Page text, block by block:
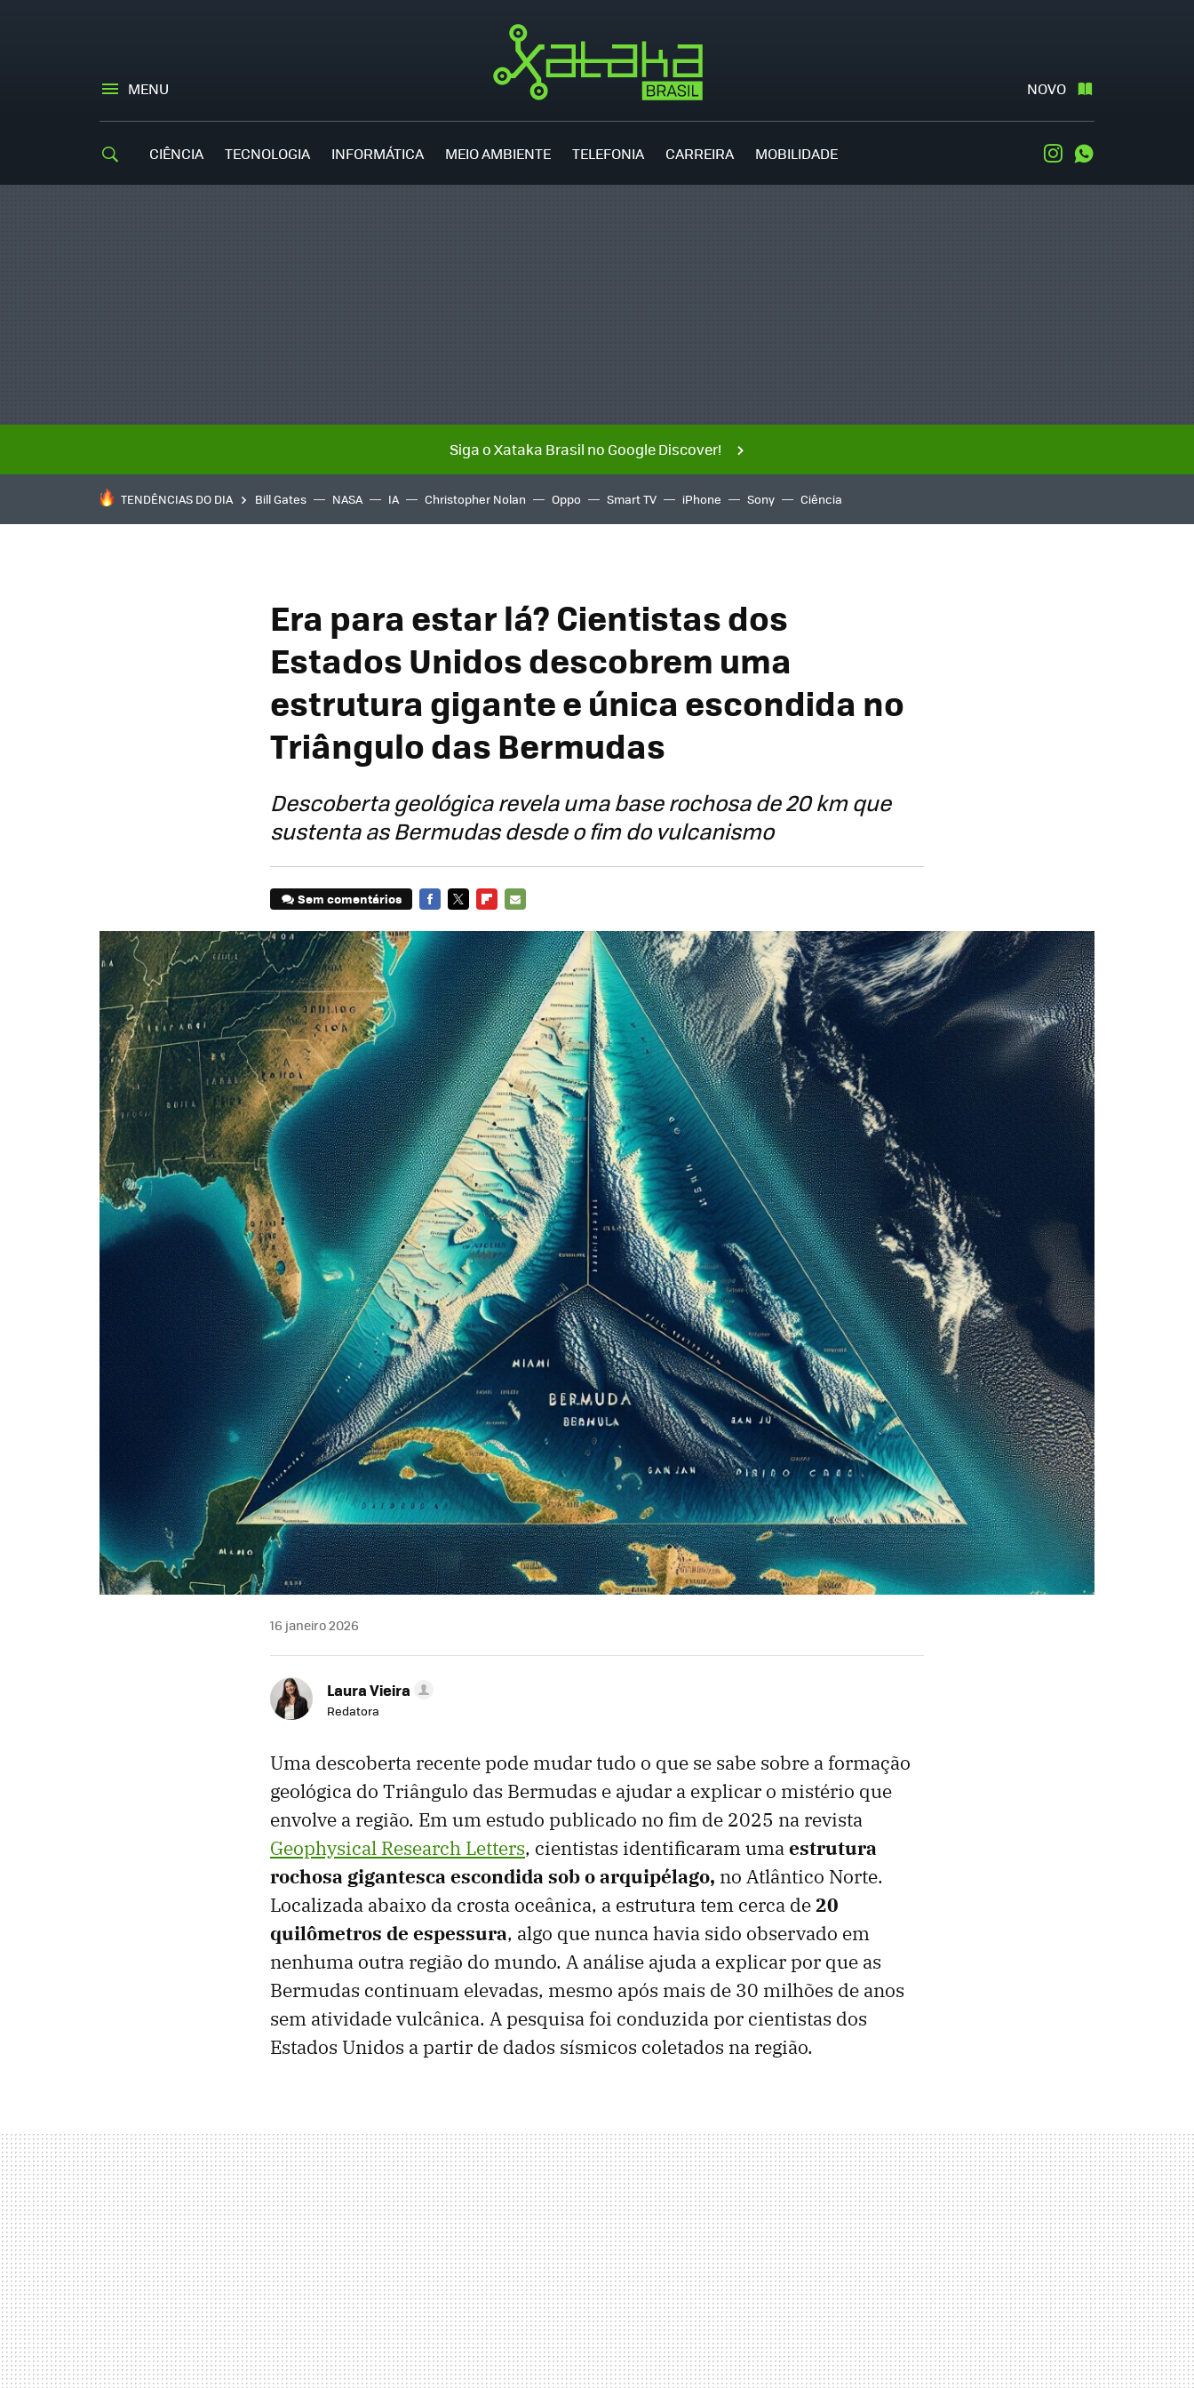
MENU NOVO
CIÊNCIA TECNOLOGIA INFORMÁTICA MEIO AMBIENTE TELEFONIA CARREIRA MOBILIDADE Instagram
Siga o Xataka Brasil no Google Discover!
TENDÊNCIAS DO DIA Bill Gates NASA IA Christopher Nolan Oppo Smart TV iPhone Sony Ciência
Era para estar lá? Cientistas dos
Estados Unidos descobrem uma
estrutura gigante e única escondida no
Triângulo das Bermudas
Descoberta geológica revela uma base rochosa de 20 km que
sustenta as Bermudas desde o fim do vulcanismo
Sem comentários
MAIL
16 janeiro 2026
Laura Vieira
Redatora
Uma descoberta recente pode mudar tudo o que se sabe sobre a formação
geológica do Triângulo das Bermudas e ajudar a explicar o mistério que
envolve a região. Em um estudo publicado no fim de 2025 na revista
Geophysical Research Letters, cientistas identificaram umaestrutura
rochosa gigantesca escondida sob o arquipélago, no Atlântico Norte.
Localizada abaixo da crosta oceânica, a estrutura tem cerca de20
quilômetros de espessura, algo que nunca havia sido observado em
nenhuma outra região do mundo. A análise ajuda a explicar por que as
Bermudas continuam elevadas, mesmo após mais de 30 milhões de anos
sem atividade vulcânica. A pesquisa foi conduzida por cientistas dos
Estados Unidos a partir de dados sísmicos coletados na região.